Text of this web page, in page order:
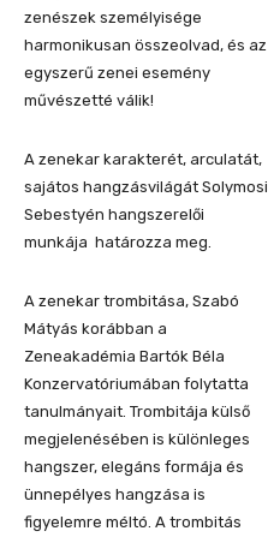
zenészek személyisége
harmonikusan összeolvad, és az
egyszerű zenei esemény
művészetté válik!
A zenekar karakterét, arculatát,
sajátos hangzásvilágát Solymosi
Sebestyén hangszerelői
munkája határozza meg.
A zenekar trombitása, Szabó
Mátyás korábban a
Zeneakadémia Bartók Béla
Konzervatóriumában folytatta
tanulmányait. Trombitája külső
megjelenésében is különleges
hangszer, elegáns formája és
ünnepélyes hangzása is
figyelemre méltó. A trombitás